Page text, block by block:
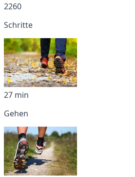
2260
Schritte
27 min
Gehen